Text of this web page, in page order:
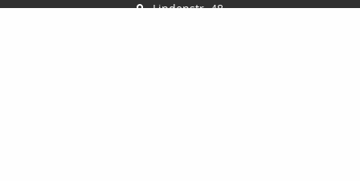
Lindenstr. 48